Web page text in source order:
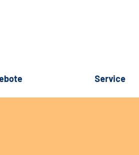
Service